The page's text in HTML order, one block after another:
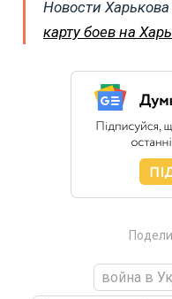
Новости Харькова
карту боев на
война в